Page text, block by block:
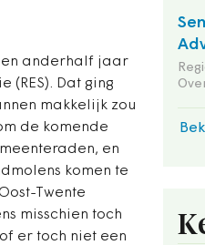
anderhalf jaar
(RES). Dat ging
makkelijk zou
de komende
en
komen te
Twente
misschien toch
er toch niet een